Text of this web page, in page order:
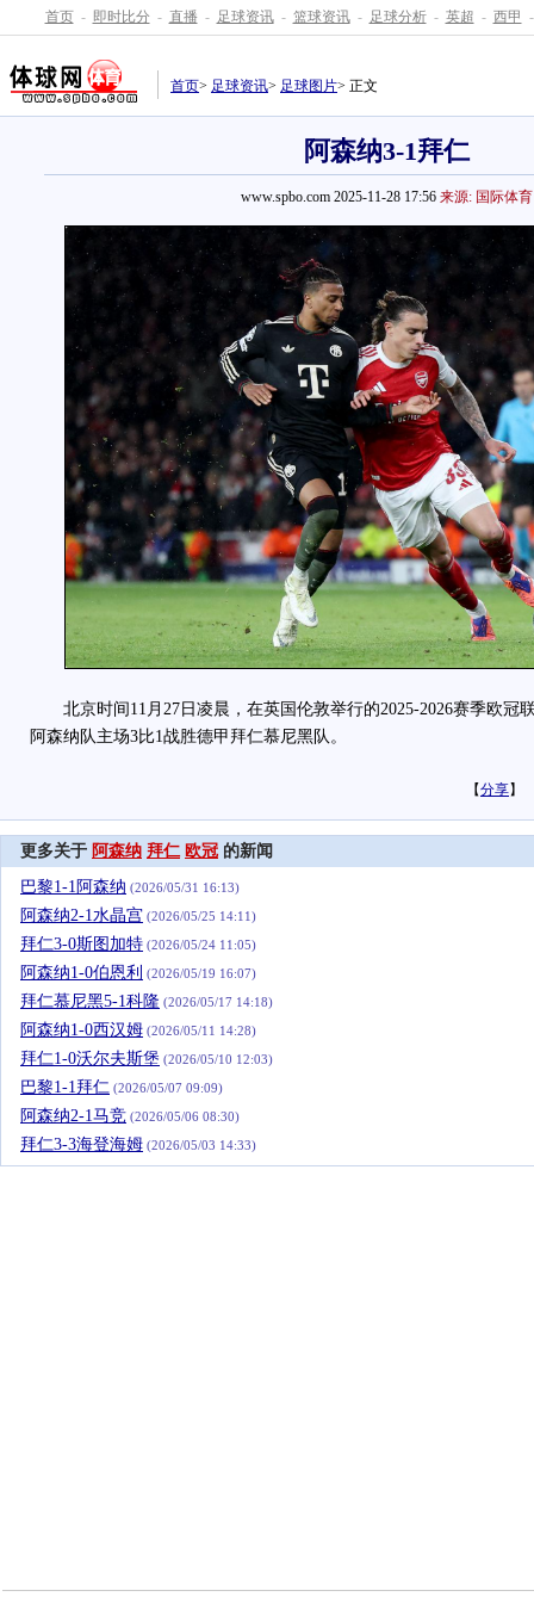
首页 - 即时比分 - 直播 - 足球资讯 - 篮球资讯 - 足球分析 - 英超 - 西甲 -
首页> 足球资讯> 足球图片> 正文
阿森纳3-1拜仁
www.spbo.com 2025-11-28 17:56 来源: 国际体育
北京时间11月27日凌晨，在英国伦敦举行的2025-2026赛季欧冠
阿森纳队主场3比1战胜德甲拜仁慕尼黑队。
【分享】
更多关于 阿森纳 拜仁 欧冠 的新闻
巴黎1-1阿森纳 (2026/05/31 16:13)
阿森纳2-1水晶宫 (2026/05/25 14:11)
拜仁3-0斯图加特 (2026/05/24 11:05)
阿森纳1-0伯恩利 (2026/05/19 16:07)
拜仁慕尼黑5-1科隆 (2026/05/17 14:18)
阿森纳1-0西汉姆 (2026/05/11 14:28)
拜仁1-0沃尔夫斯堡 (2026/05/10 12:03)
巴黎1-1拜仁 (2026/05/07 09:09)
阿森纳2-1马竞 (2026/05/06 08:30)
拜仁3-3海登海姆 (2026/05/03 14:33)